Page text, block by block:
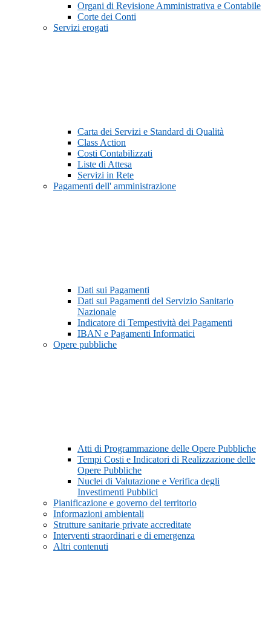
Organi di Revisione Amministrativa e Contabile
Corte dei Conti
Servizi erogati
Carta dei Servizi e Standard di Qualità
Class Action
Costi Contabilizzati
Liste di Attesa
Servizi in Rete
Pagamenti dell' amministrazione
Dati sui Pagamenti
Dati sui Pagamenti del Servizio Sanitario
Nazionale
Indicatore di Tempestività dei Pagamenti
IBAN e Pagamenti Informatici
Opere pubbliche
Atti di Programmazione delle Opere Pubbliche
Tempi Costi e Indicatori di Realizzazione delle
Opere Pubbliche
Nuclei di Valutazione e Verifica degli
Investimenti Pubblici
Pianificazione e governo del territorio
Informazioni ambientali
Strutture sanitarie private accreditate
Interventi straordinari e di emergenza
Altri contenuti